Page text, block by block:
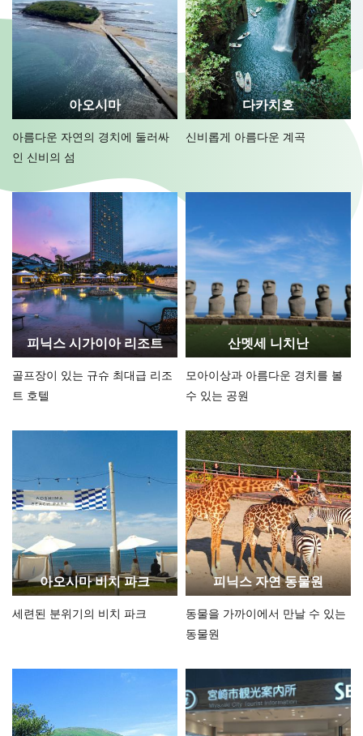
아오시마
아름다운 자연의 경치에 둘러싸
인 신비의 섬
다카치호
신비롭게 아름다운 계곡
피닉스 시가이아 리조트
골프장이 있는 규슈 최대급 리조
트 호텔
산멧세 니치난
모아이상과 아름다운 경치를 볼
수 있는 공원
아오시마 비치 파크
세련된 분위기의 비치 파크
피닉스 자연 동물원
동물을 가까이에서 만날 수 있는
동물원